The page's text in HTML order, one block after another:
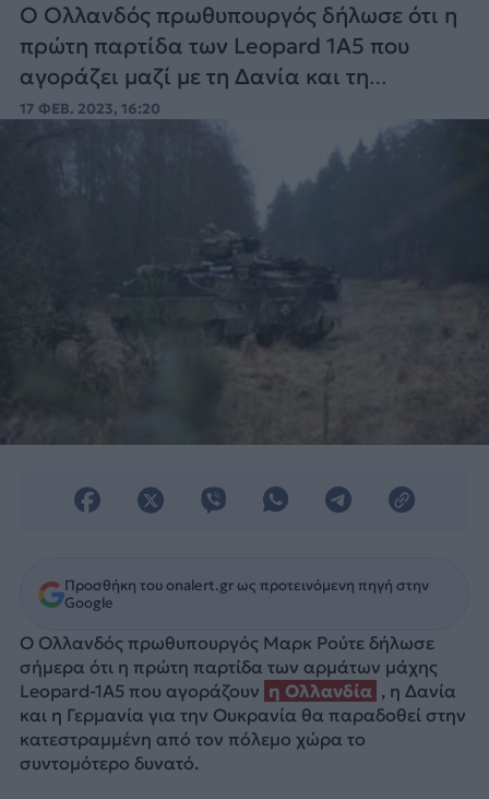
Ο Ολλανδός πρωθυπουργός δήλωσε ότι η
πρώτη παρτίδα των Leopard 1A5 που
αγοράζει μαζί με τη Δανία και τη
Γερμανία για την Ουκρανία θα παραδοθεί
το συντομότερο δυνατό.
17 ΦΕΒ. 2023, 16:20
Προσθήκη του onalert.gr ως προτεινόμενη πηγή στην
Google
Ο Ολλανδός πρωθυπουργός Μαρκ Ρούτε δήλωσε
σήμερα ότι η πρώτη παρτίδα των αρμάτων μάχης
Leopard-1A5 που αγοράζουν η Ολλανδία , η Δανία
και η Γερμανία για την Ουκρανία θα παραδοθεί στην
κατεστραμμένη από τον πόλεμο χώρα το
συντομότερο δυνατό.